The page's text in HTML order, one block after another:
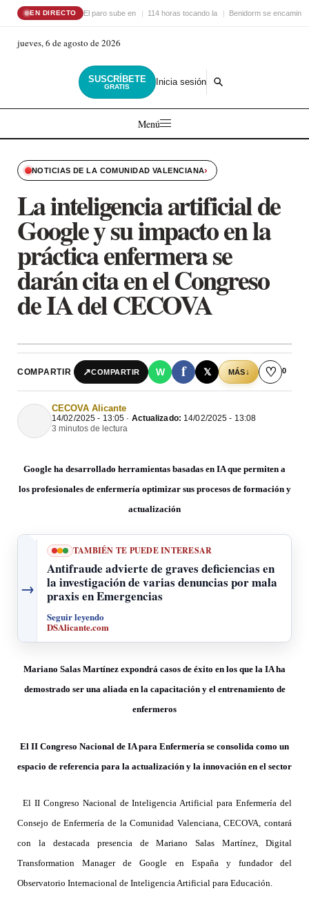
EN DIRECTO El paro sube en 114 horas tocando la Benidorm se encamina
jueves, 6 de agosto de 2026
SUSCRÍBETE
GRATIS Inicia sesión
Menú
NOTICIAS DE LA COMUNIDAD VALENCIANA›
La inteligencia artificial de
Google y su impacto en la
práctica enfermera se
darán cita en el Congreso
de IA del CECOVA
COMPARTIR ↗COMPARTIR W f 𝕏 MÁS↓ ♡ 0
CECOVA Alicante
14/02/2025 - 13:05 · Actualizado: 14/02/2025 - 13:08
3 minutos de lectura
Google ha desarrollado herramientas basadas en IA que permiten a
los profesionales de enfermería optimizar sus procesos de formación y
actualización
→
TAMBIÉN TE PUEDE INTERESAR
Antifraude advierte de graves deficiencias en
la investigación de varias denuncias por mala
praxis en Emergencias
Seguir leyendo
DSAlicante.com
Mariano Salas Martínez expondrá casos de éxito en los que la IA ha
demostrado ser una aliada en la capacitación y el entrenamiento de
enfermeros
El II Congreso Nacional de IA para Enfermería se consolida como un
espacio de referencia para la actualización y la innovación en el sector
El II Congreso Nacional de Inteligencia Artificial para Enfermería del
Consejo de Enfermería de la Comunidad Valenciana, CECOVA, contará
con la destacada presencia de Mariano Salas Martínez, Digital
Transformation Manager de Google en España y fundador del
Observatorio Internacional de Inteligencia Artificial para Educación.